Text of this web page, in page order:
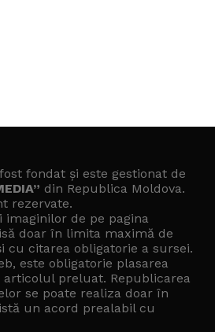
fondat și este gestionat de
din Republica Moldova.
rezervate.
de pe pagina
doar în limita maximă de
cu citarea obligatorie a sursei.
este obligatorie plasarea
preluat. Republicarea
se poate realiza doar în
un acord prealabil cu